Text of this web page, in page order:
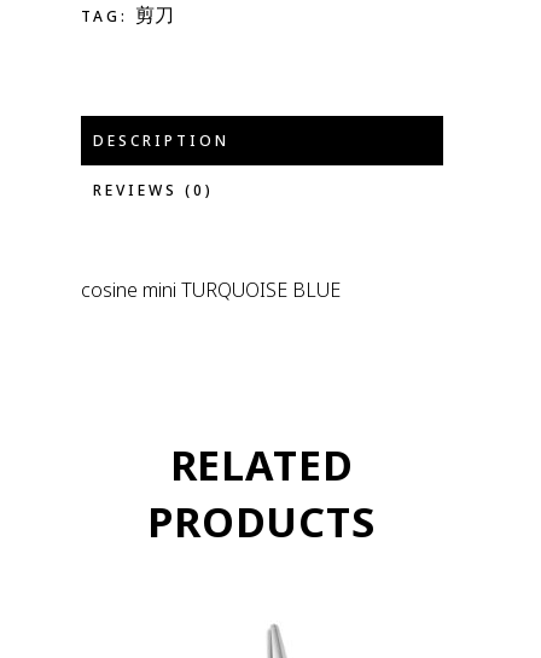
TAG: 剪刀
DESCRIPTION
REVIEWS (0)
cosine mini TURQUOISE BLUE
RELATED
PRODUCTS